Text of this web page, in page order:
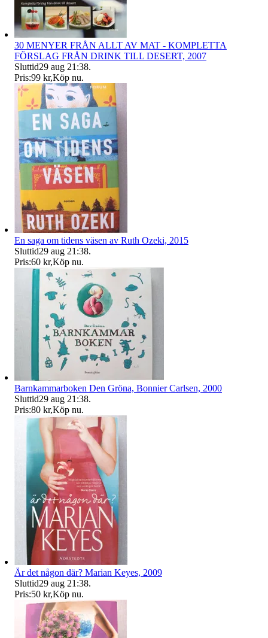
30 MENYER FRÅN ALLT AV MAT - KOMPLETTA
FÖRSLAG FRÅN DRINK TILL DESERT, 2007
Sluttid29 aug 21:38.
Pris:99 kr,Köp nu.
En saga om tidens väsen av Ruth Ozeki, 2015
Sluttid29 aug 21:38.
Pris:60 kr,Köp nu.
Barnkammarboken Den Gröna, Bonnier Carlsen, 2000
Sluttid29 aug 21:38.
Pris:80 kr,Köp nu.
Är det någon där? Marian Keyes, 2009
Sluttid29 aug 21:38.
Pris:50 kr,Köp nu.